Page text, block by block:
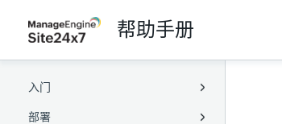
帮助手册
入门
概述
部署